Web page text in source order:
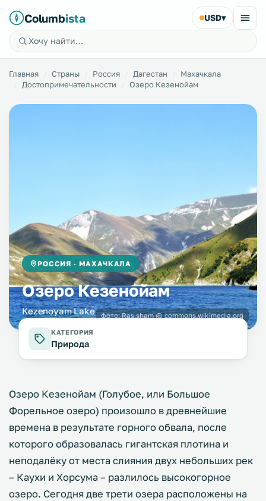
Columbista USD▾
Главная Страны Россия Дагестан
Махачкала
Достопримечательности
Озеро Кезенойам
РОССИЯ · МАХАЧКАЛА
Озеро Кезенойам
Kezenoyam Lake фото:Ras.sham @ commons.wikimedia.org
КАТЕГОРИЯ
Природа
Озеро Кезенойам (Голубое, или Большое
Форельное озеро) произошло в древнейшие
времена в результате горного обвала, после
которого образовалась гигантская плотина и
неподалёку от места слияния двух небольших рек
– Каухи и Хорсума – разлилось высокогорное
озеро. Сегодня две трети озера расположены на